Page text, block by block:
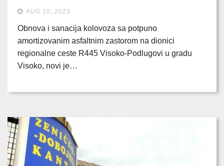
AUG 10, 2023
Obnova i sanacija kolovoza sa potpuno
amortizovanim asfaltnim zastorom na dionici
regionalne ceste R445 Visoko-Podlugovi u gradu
Visoko, novi je…